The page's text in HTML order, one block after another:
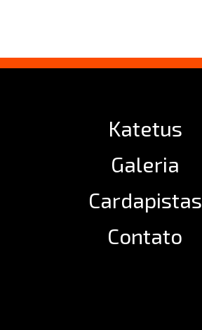
Katetus
Galeria
Cardapistas
Contato